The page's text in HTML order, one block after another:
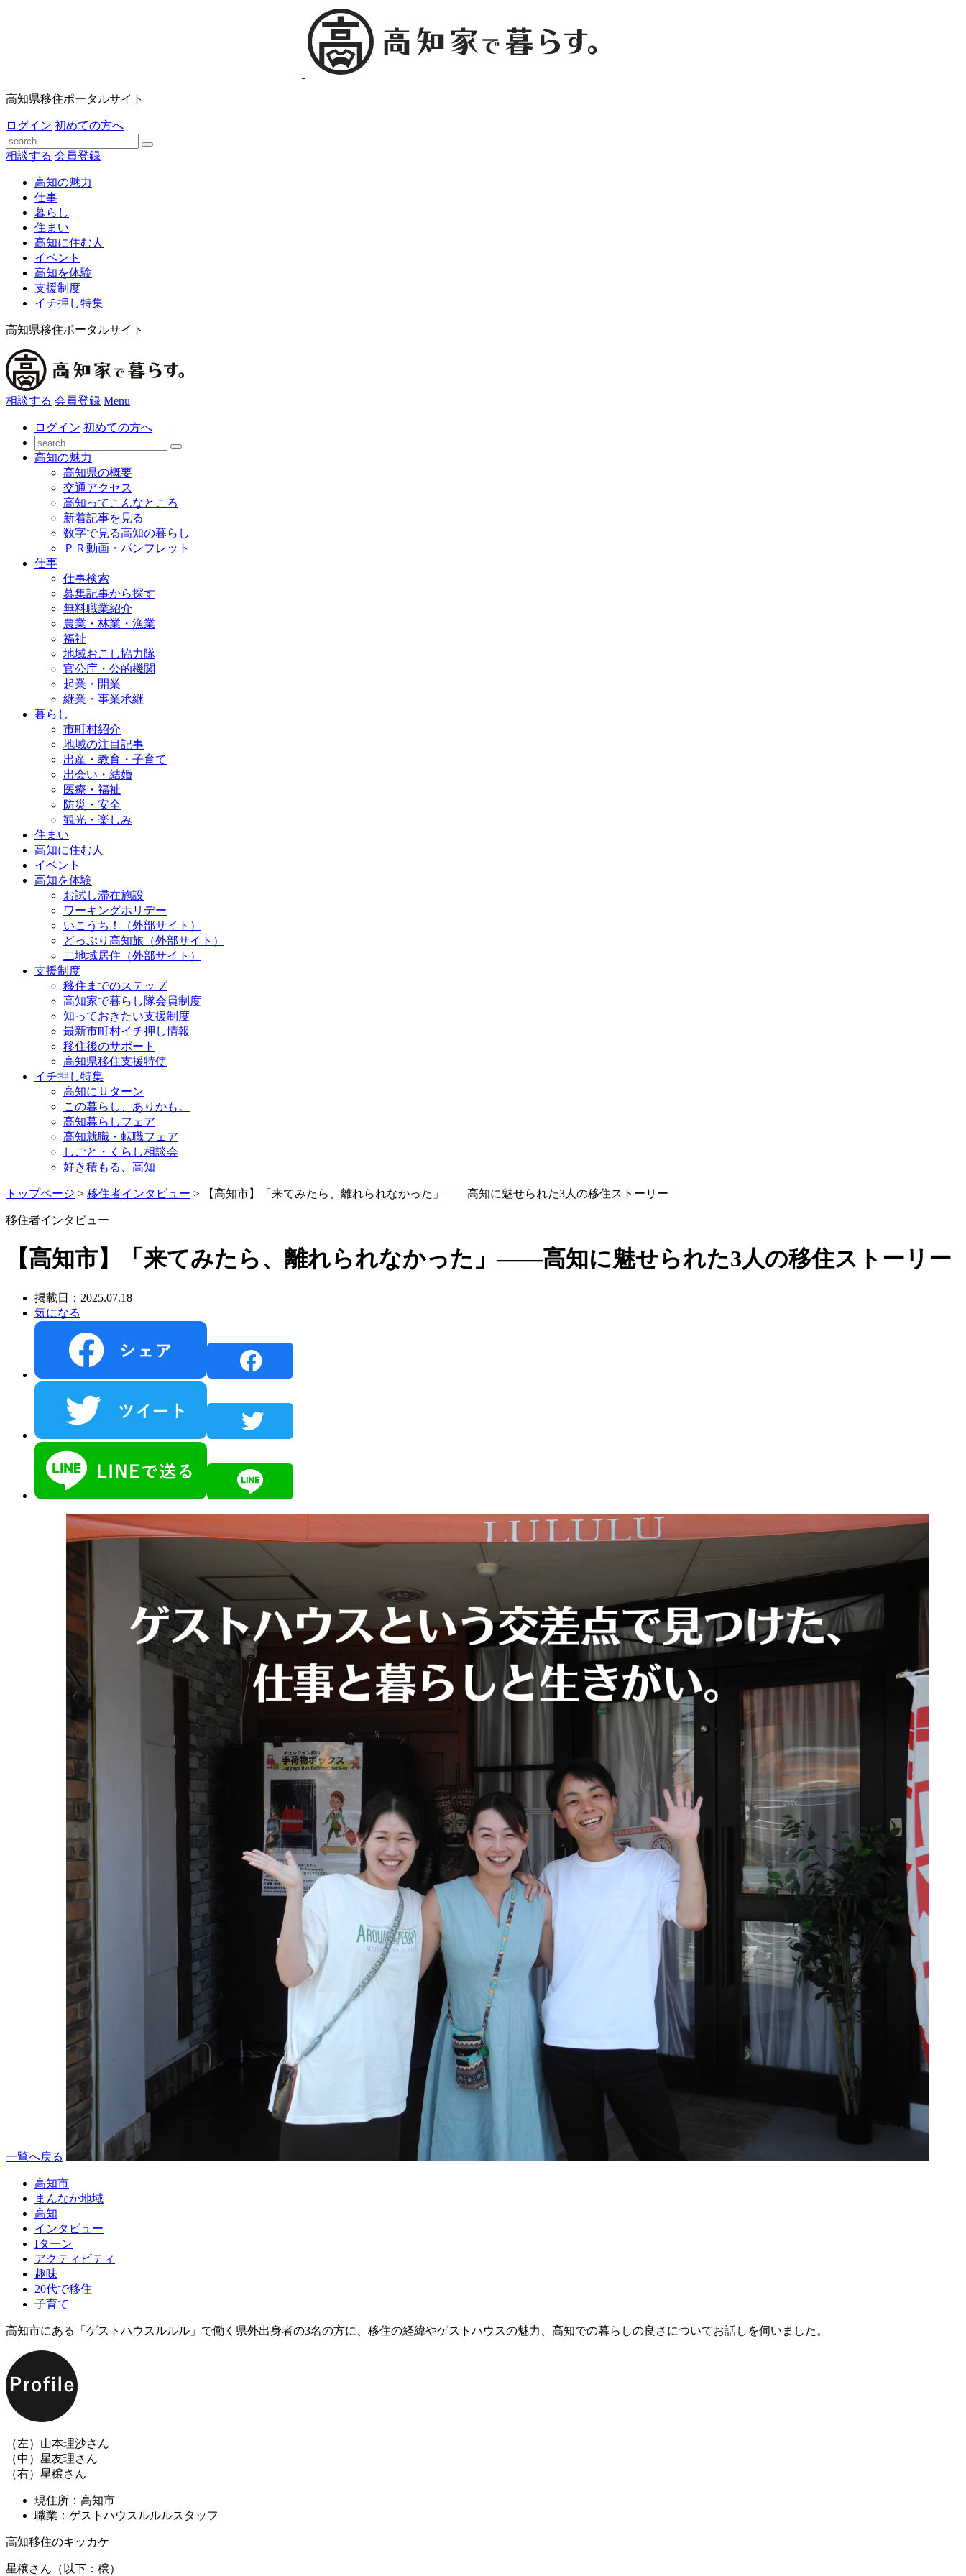
高知県移住ポータルサイト
ログイン 初めての方へ
相談する 会員登録
高知の魅力
仕事
暮らし
住まい
高知に住む人
イベント
高知を体験
支援制度
イチ押し特集
高知県移住ポータルサイト
相談する 会員登録 Menu
ログイン 初めての方へ
高知の魅力
高知県の概要
交通アクセス
高知ってこんなところ
新着記事を見る
数字で見る高知の暮らし
ＰＲ動画・パンフレット
仕事
仕事検索
募集記事から探す
無料職業紹介
農業・林業・漁業
福祉
地域おこし協力隊
官公庁・公的機関
起業・開業
継業・事業承継
暮らし
市町村紹介
地域の注目記事
出産・教育・子育て
出会い・結婚
医療・福祉
防災・安全
観光・楽しみ
住まい
高知に住む人
イベント
高知を体験
お試し滞在施設
ワーキングホリデー
いこうち！（外部サイト）
どっぷり高知旅（外部サイト）
二地域居住（外部サイト）
支援制度
移住までのステップ
高知家で暮らし隊会員制度
知っておきたい支援制度
最新市町村イチ押し情報
移住後のサポート
高知県移住支援特使
イチ押し特集
高知にＵターン
この暮らし、ありかも。
高知暮らしフェア
高知就職・転職フェア
しごと・くらし相談会
好き積もる、高知
トップページ > 移住者インタビュー > 【高知市】「来てみたら、離れられなかった」——高知に魅せられた3人の移住ストーリー
移住者インタビュー
【高知市】「来てみたら、離れられなかった」——高知に魅せられた3人の移住ストーリー
掲載日：2025.07.18
気になる
一覧へ戻る
高知市
まんなか地域
高知
インタビュー
Iターン
アクティビティ
趣味
20代で移住
子育て
高知市にある「ゲストハウスルルル」で働く県外出身者の3名の方に、移住の経緯やゲストハウスの魅力、高知での暮らしの良さについてお話しを伺いました。
（左）山本理沙さん
（中）星友理さん
（右）星穣さん
現住所：高知市
職業：ゲストハウスルルルスタッフ
高知移住のキッカケ
星穣さん（以下：穣）